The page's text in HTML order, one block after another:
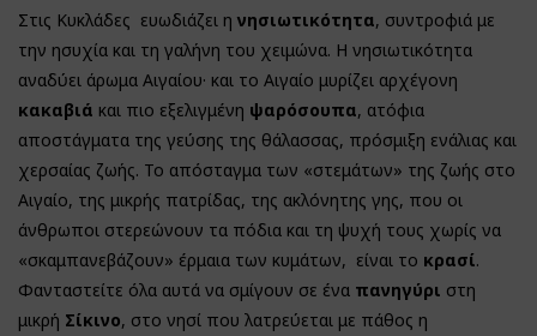
Στις Κυκλάδες ευωδιάζει η νησιωτικότητα, συντροφιά με
την ησυχία και τη γαλήνη του χειμώνα. Η νησιωτικότητα
αναδύει άρωμα Αιγαίου· και το Αιγαίο μυρίζει αρχέγονη
κακαβιά και πιο εξελιγμένη ψαρόσουπα, ατόφια
αποστάγματα της γεύσης της θάλασσας, πρόσμιξη ενάλιας και
χερσαίας ζωής. Το απόσταγμα των «στεμάτων» της ζωής στο
Αιγαίο, της μικρής πατρίδας, της ακλόνητης γης, που οι
άνθρωποι στερεώνουν τα πόδια και τη ψυχή τους χωρίς να
«σκαμπανεβάζουν» έρμαια των κυμάτων, είναι το κρασί.
Φανταστείτε όλα αυτά να σμίγουν σε ένα πανηγύρι στη
μικρή Σίκινο, στο νησί που λατρεύεται με πάθος η